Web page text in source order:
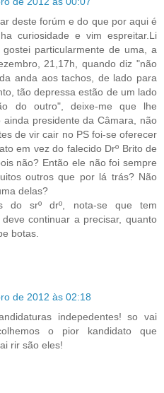
deste forúm e do que por aqui é
curiosidade e vim espreitar.Li
particularmente de uma, a
21,17h, quando diz "não
anda aos tachos, de lado para
tão depressa estão de um lado
do outro", deixe-me que lhe
presidente da Câmara, não
de vir cair no PS foi-se oferecer
em vez do falecido Drº Brito de
não? Então ele não foi sempre
outros que por lá trás? Não
delas?
do srº drº, nota-se que tem
continuar a precisar, quanto
botas.
de 2012 às 02:18
indepedentes! so vai
o pior kandidato que
rir são eles!